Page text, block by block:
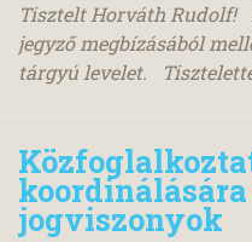
Tisztelt Horváth Rudolf!
jegyző megbízásából
tárgyú levelet.
jogviszonyok